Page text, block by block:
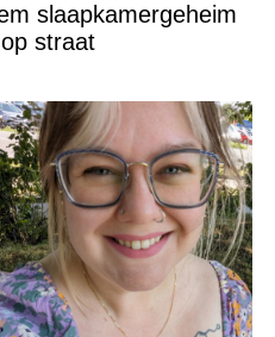
slaapkamergeheim
straat